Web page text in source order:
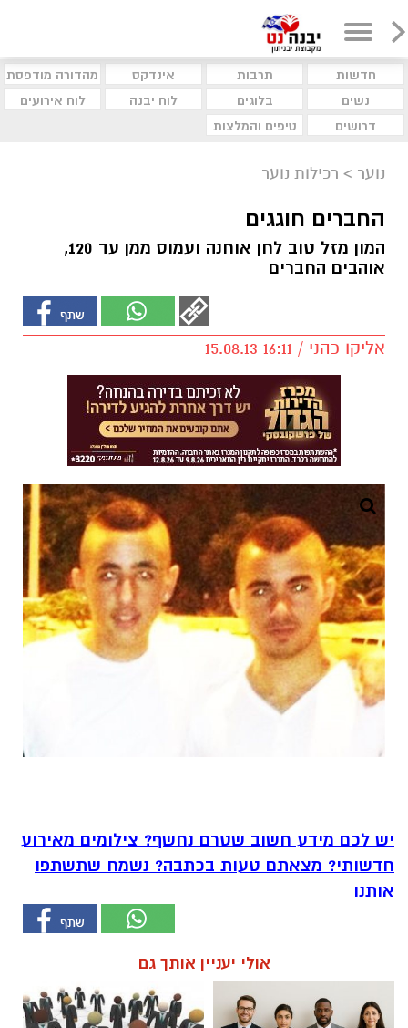
חדשות תרבות אינדקס
מהדורה מודפסת
נשים
בלוגים לוח יבנה
לוח אירועים
דרושים
טיפים והמלצות
נוער > רכילות נוער
החברים חוגגים
המון מזל טוב לחן אוחנה ועמוס ממן עד 120,
אוהבים החברים
אליקו כהני / 16:11 15.08.13
יש לכם מידע חשוב שטרם נחשף? צילומים מאירוע
חדשותי? מצאתם טעות בכתבה? נשמח שתשתפו
אותנו
אולי יעניין אותך גם